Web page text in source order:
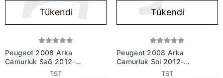
Tükendi
Peugeot 2008 Arka
Çamurluk Sağ 2012-
(Oem No: 1609673380)
TST
Tükendi
Peugeot 2008 Arka
Çamurluk Sol 2012-
(Oem No: 1609673480)
TST